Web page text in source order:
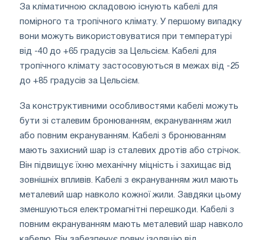
За кліматичною складовою існують кабелі для
помірного та тропічного клімату. У першому випадку
вони можуть використовуватися при температурі
від -40 до +65 градусів за Цельсієм. Кабелі для
тропічного клімату застосовуються в межах від -25
до +85 градусів за Цельсієм.
За конструктивними особливостями кабелі можуть
бути зі сталевим бронюванням, екрануванням жил
або повним екрануванням. Кабелі з бронюванням
мають захисний шар із сталевих дротів або стрічок.
Він підвищує їхню механічну міцність і захищає від
зовнішніх впливів. Кабелі з екрануванням жил мають
металевий шар навколо кожної жили. Завдяки цьому
зменшуються електромагнітні перешкоди. Кабелі з
повним екрануванням мають металевий шар навколо